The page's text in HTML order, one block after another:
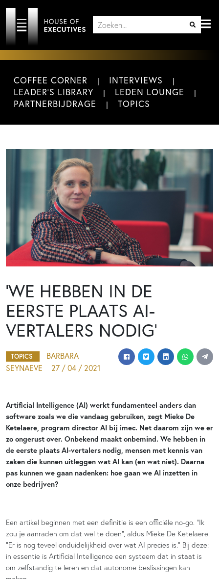
COFFEE CORNER
INTERVIEWS
LEADER'S LIBRARY
LEDEN LOUNGE
PARTNERBIJDRAGE
TOPICS
‘WE HEBBEN IN DE
EERSTE PLAATS AI-
VERTALERS NODIG’
TOPICS
BARBARA
SEYNAEVE
27 / 04 / 2021
Artificial Intelligence (AI) werkt fundamenteel anders dan
software zoals we die vandaag gebruiken, zegt Mieke De
Ketelaere, program director AI bij imec. Net daarom zijn we er
zo ongerust over. Onbekend maakt onbemind. We hebben in
de eerste plaats AI-vertalers nodig, mensen met kennis van
zaken die kunnen uitleggen wat AI kan (en wat niet). Daarna
pas kunnen we gaan nadenken: hoe gaan we AI inzetten in
onze bedrijven?
Een artikel beginnen met een definitie is een officiële no-go. “Ik
zou je aanraden om dat wel te doen”, aldus Mieke De Ketelaere.
“Er is nog teveel onduidelijkheid over wat AI precies is.” Bij deze:
in essentie is Artificial Intelligence een systeem dat in staat is
om zelfstandig te leren en dat autonome beslissingen kan